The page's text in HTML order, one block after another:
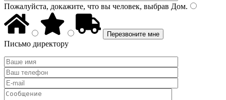
Пожалуйста, докажите, что вы человек, выбрав Дом.
Письмо директору